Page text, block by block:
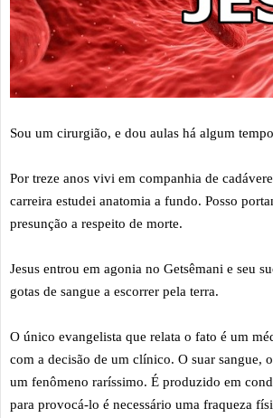
Sou um cirurgião, e dou aulas há algum
Por treze anos vivi em companhia de
carreira estudei anatomia a fundo. Posso
presunção a respeito de morte.
Jesus entrou em agonia no Getsêmani e seu
gotas de sangue a escorrer pela terra.
O único evangelista que relata o fato é um
com a decisão de um clínico. O suar sangue,
um fenômeno raríssimo. É produzido em
para provocá-lo é necessário uma fraqueza